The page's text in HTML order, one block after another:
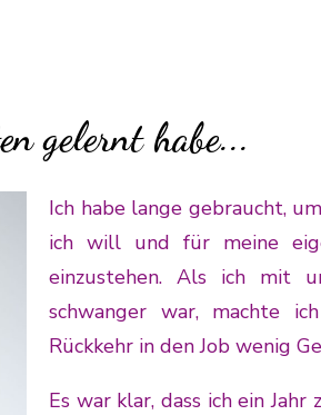
gelernt habe...
Ich habe lange gebraucht,
ich will und für meine
einzustehen. Als ich mit
schwanger war, machte
Rückkehr in den Job wenig
Es war klar, dass ich ein Jahr